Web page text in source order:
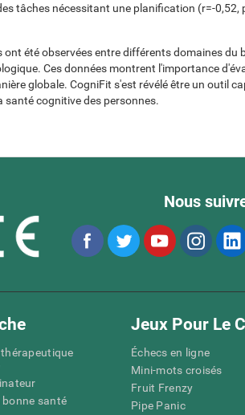
tâches nécessitant une planification (r=-0,52,
été observées entre différents domaines du
Ces données montrent l'importance
globale. CogniFit s'est révélé être un outil
santé cognitive des personnes.
Nous
santé
Jeux Pour Le
Échecs en ligne
Mini-mots croisés
Fruit Frenzy
Pipe Panic